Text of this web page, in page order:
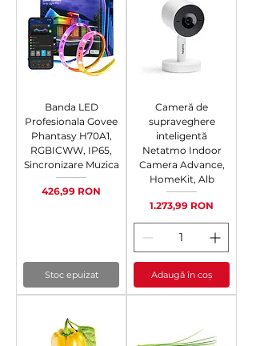
Banda LED
Profesionala Govee
Phantasy H70A1,
RGBICWW, IP65,
Sincronizare Muzica
Preț
426,99 RON
Stoc epuizat
Cameră de
supraveghere
inteligentă
Netatmo Indoor
Camera Advance,
HomeKit, Alb
Preț
1.273,99 RON
Adaugă în coș